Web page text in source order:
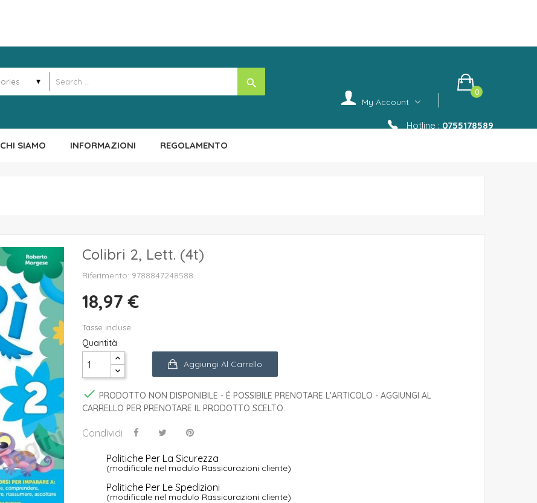
0
search
Hotline : 0755178589
.
My Account
CHI SIAMO INFORMAZIONI REGOLAMENTO
Colibri 2, Lett. (4t)
Riferimento: 9788847248588
18,97 €
Tasse incluse
Quantità
Aggiungi Al Carrello
 PRODOTTO NON DISPONIBILE - É POSSIBILE PRENOTARE L'ARTICOLO - AGGIUNGI AL
CARRELLO PER PRENOTARE IL PRODOTTO SCELTO.
Condividi
Politiche Per La Sicurezza
(modificale nel modulo Rassicurazioni cliente)
Politiche Per Le Spedizioni
(modificale nel modulo Rassicurazioni cliente)